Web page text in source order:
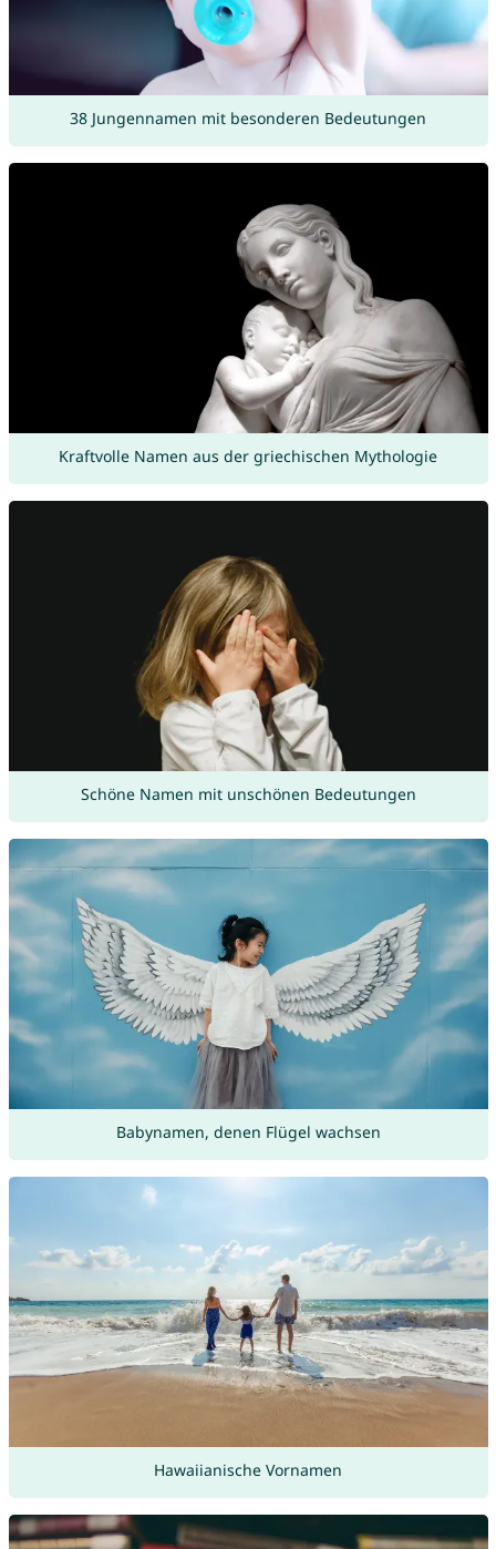
38 Jungennamen mit besonderen Bedeutungen
Kraftvolle Namen aus der griechischen Mythologie
Schöne Namen mit unschönen Bedeutungen
Babynamen, denen Flügel wachsen
Hawaiianische Vornamen